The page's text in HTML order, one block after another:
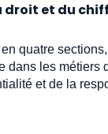
droit et du
quatre
dans les
et de la